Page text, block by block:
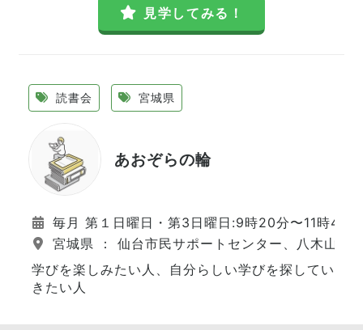
見学してみる！
読書会 宮城県
あおぞらの輪
毎月 第１日曜日・第3日曜日:9時20分〜11時45分
宮城県 ： 仙台市民サポートセンター、八木山市
学びを楽しみたい人、自分らしい学びを探してい
きたい人